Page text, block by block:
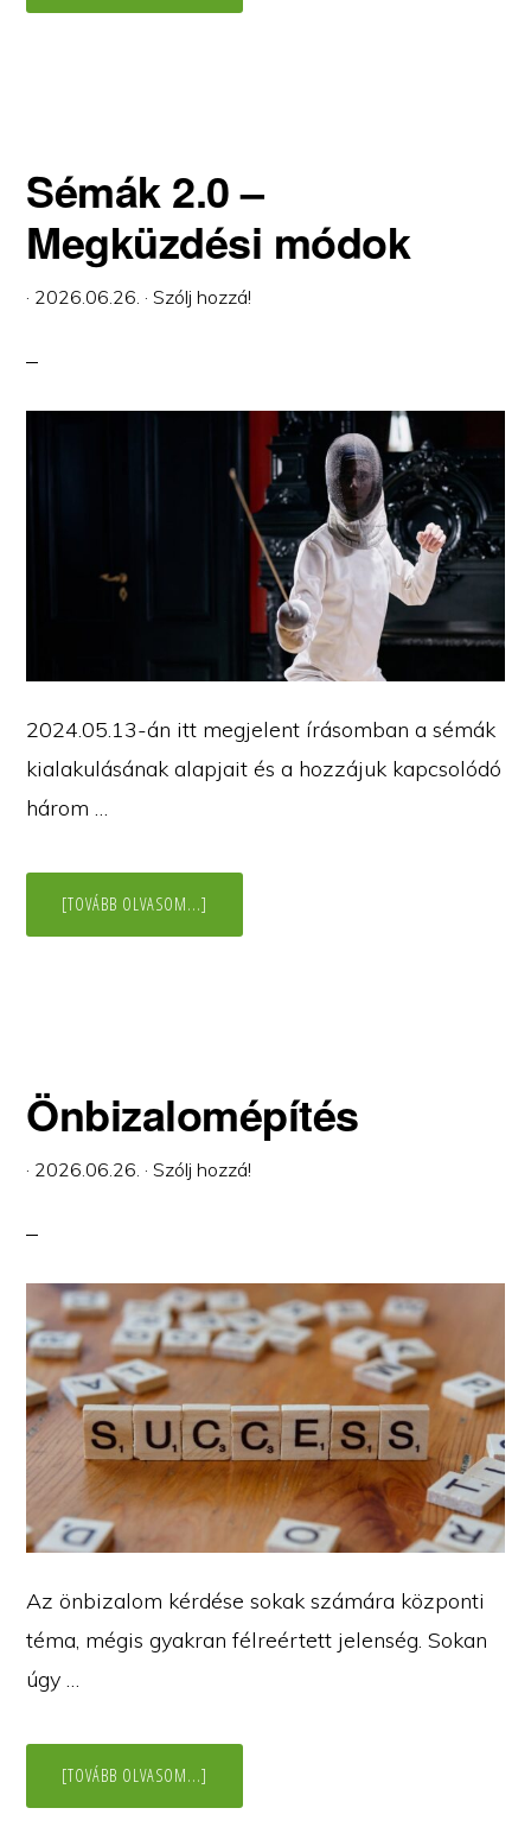
3.0
Sémák 2.0 –
Megküzdési módok
· 2026.06.26. ·Szólj hozzá!
2024.05.13-án itt megjelent írásomban a sémák
kialakulásának alapjait és a hozzájuk kapcsolódó
három …
[TOVÁBB OLVASOM...]
2.0
Önbizalomépítés
· 2026.06.26. ·Szólj hozzá!
Az önbizalom kérdése sokak számára központi
téma, mégis gyakran félreértett jelenség. Sokan
úgy …
[TOVÁBB OLVASOM...]